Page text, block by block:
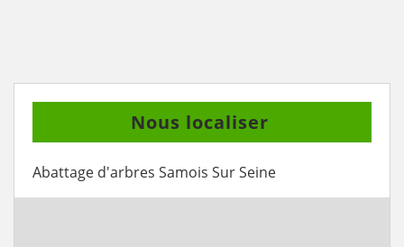
Nous localiser
Abattage d'arbres Samois Sur Seine